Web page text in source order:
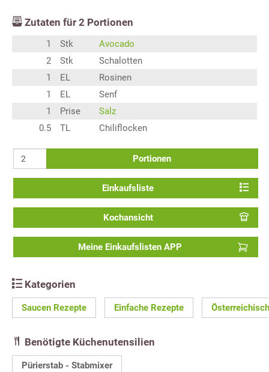
Zutaten für 2 Portionen
1 Stk
Avocado
2
Stk
Schalotten
1
EL
Rosinen
1
EL
Senf
1
Prise
Salz
0.5
TL Chiliflocken
Portionen
Einkaufsliste
Kochansicht
Meine Einkaufslisten APP
Kategorien
Saucen Rezepte Einfache Rezepte
Benötigte Küchenutensilien
Pürierstab - Stabmixer